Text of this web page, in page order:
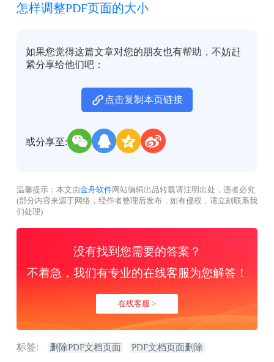
怎样调整PDF页面的大小
如果您觉得这篇文章对您的朋友也有帮助，不妨赶
紧分享给他们吧：
点击复制本页链接
或分享至:
温馨提示：本文由金舟软件网站编辑出品转载请注明出处，违者必究
(部分内容来源于网络，经作者整理后发布，如有侵权，请立刻联系我
们处理)
没有找到您需要的答案？
不着急，我们有专业的在线客服为您解答！
在线客服 >
标签: 删除PDF文档页面 PDF文档页面删除